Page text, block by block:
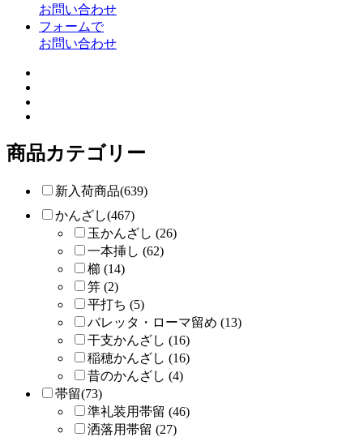
お問い合わせ
フォームで
お問い合わせ
商品カテゴリー
新入荷商品(639)
かんざし(467)
玉かんざし (26)
一本挿し (62)
櫛 (14)
笄 (2)
平打ち (5)
バレッタ・ローマ留め (13)
干支かんざし (16)
稲穂かんざし (16)
昔のかんざし (4)
帯留(73)
準礼装用帯留 (46)
洒落用帯留 (27)